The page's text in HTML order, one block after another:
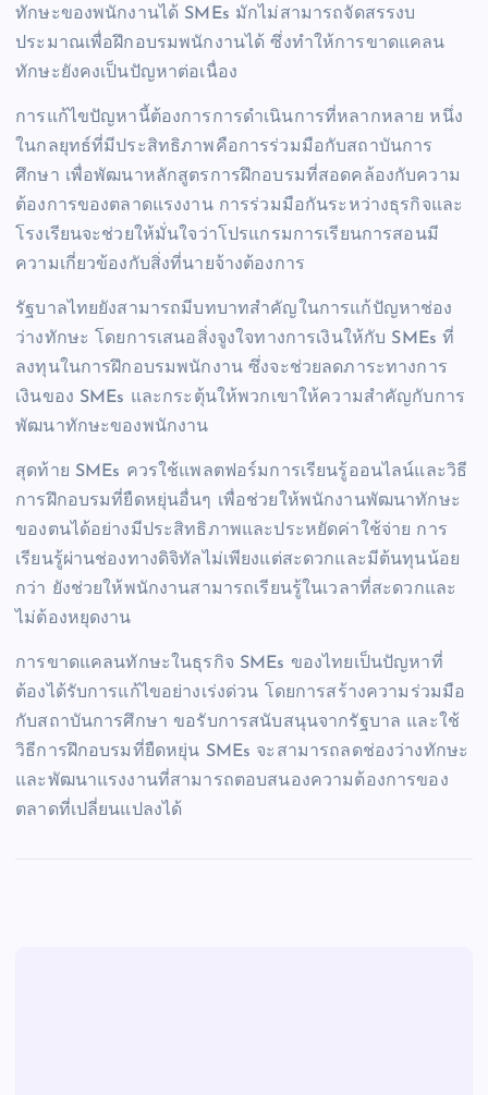
ทักษะของพนักงานได้ SMEs มักไม่สามารถจัดสรรงบ
ประมาณเพื่อฝึกอบรมพนักงานได้ ซึ่งทำให้การขาดแคลน
ทักษะยังคงเป็นปัญหาต่อเนื่อง
การแก้ไขปัญหานี้ต้องการการดำเนินการที่หลากหลาย หนึ่ง
ในกลยุทธ์ที่มีประสิทธิภาพคือการร่วมมือกับสถาบันการ
ศึกษา เพื่อพัฒนาหลักสูตรการฝึกอบรมที่สอดคล้องกับความ
ต้องการของตลาดแรงงาน การร่วมมือกันระหว่างธุรกิจและ
โรงเรียนจะช่วยให้มั่นใจว่าโปรแกรมการเรียนการสอนมี
ความเกี่ยวข้องกับสิ่งที่นายจ้างต้องการ
รัฐบาลไทยยังสามารถมีบทบาทสำคัญในการแก้ปัญหาช่อง
ว่างทักษะ โดยการเสนอสิ่งจูงใจทางการเงินให้กับ SMEs ที่
ลงทุนในการฝึกอบรมพนักงาน ซึ่งจะช่วยลดภาระทางการ
เงินของ SMEs และกระตุ้นให้พวกเขาให้ความสำคัญกับการ
พัฒนาทักษะของพนักงาน
สุดท้าย SMEs ควรใช้แพลตฟอร์มการเรียนรู้ออนไลน์และวิธี
การฝึกอบรมที่ยืดหยุ่นอื่นๆ เพื่อช่วยให้พนักงานพัฒนาทักษะ
ของตนได้อย่างมีประสิทธิภาพและประหยัดค่าใช้จ่าย การ
เรียนรู้ผ่านช่องทางดิจิทัลไม่เพียงแต่สะดวกและมีต้นทุนน้อย
กว่า ยังช่วยให้พนักงานสามารถเรียนรู้ในเวลาที่สะดวกและ
ไม่ต้องหยุดงาน
การขาดแคลนทักษะในธุรกิจ SMEs ของไทยเป็นปัญหาที่
ต้องได้รับการแก้ไขอย่างเร่งด่วน โดยการสร้างความร่วมมือ
กับสถาบันการศึกษา ขอรับการสนับสนุนจากรัฐบาล และใช้
วิธีการฝึกอบรมที่ยืดหยุ่น SMEs จะสามารถลดช่องว่างทักษะ
และพัฒนาแรงงานที่สามารถตอบสนองความต้องการของ
ตลาดที่เปลี่ยนแปลงได้